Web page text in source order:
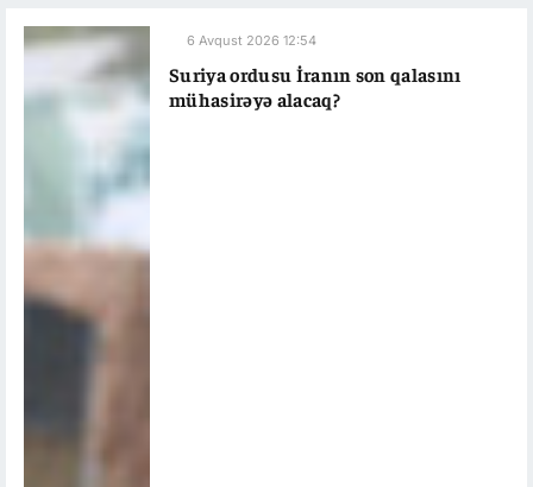
6 Avqust 2026 12:54
Suriya ordusu İranın son qalasını
mühasirəyə alacaq?